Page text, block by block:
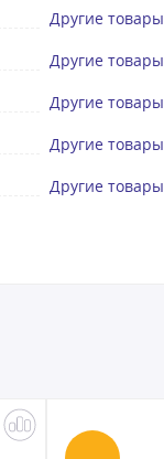
Другие товары
Другие товары
Другие товары
Другие товары
Другие товары